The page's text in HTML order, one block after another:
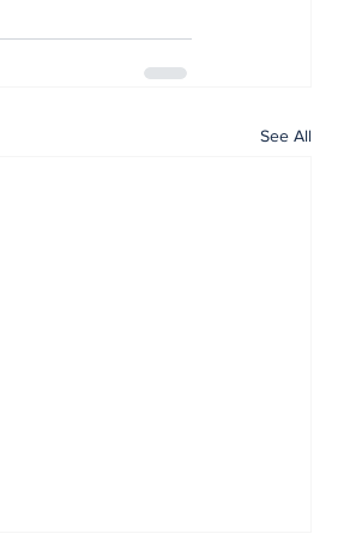
See All